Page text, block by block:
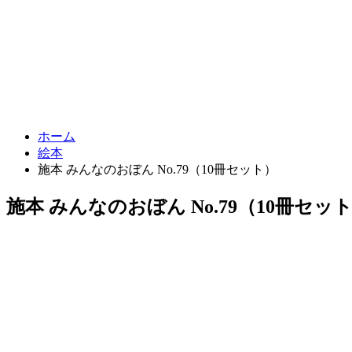
ホーム
絵本
施本 みんなのおぼん No.79（10冊セット）
施本 みんなのおぼん No.79（10冊セッ